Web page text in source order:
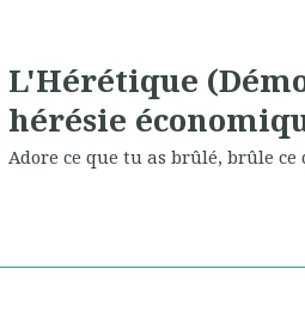
L'Hérétique
hérésie
Adore ce que tu as brûlé, brûle ce